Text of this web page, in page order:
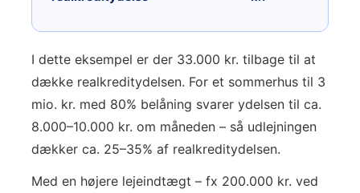
I dette eksempel er der 33.000 kr. tilbage til at
dække realkreditydelsen. For et sommerhus til 3
mio. kr. med 80% belåning svarer ydelsen til ca.
8.000–10.000 kr. om måneden – så udlejningen
dækker ca. 25–35% af realkreditydelsen.
Med en højere lejeindtægt – fx 200.000 kr. ved